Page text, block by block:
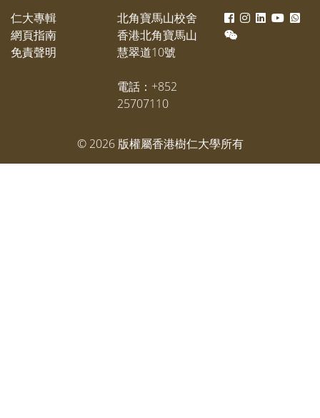
譽教授
仁大專輯
網頁指南
免責聲明
北角寶馬山校舍
香港北角寶馬山
慧翠道10號
電話：+852
25707110
© 2026版權屬香港樹仁大學所有